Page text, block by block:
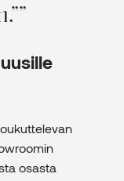
osasta